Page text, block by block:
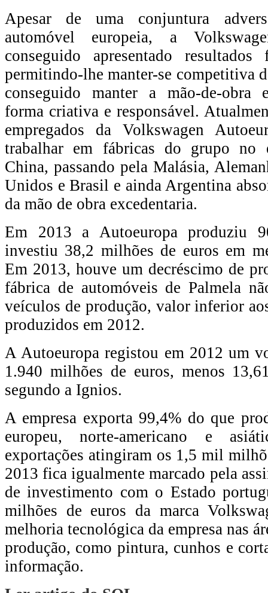
Apesar de uma conjuntura
automóvel europeia, a
conseguido apresentado
permitindo-lhe manter-se competitiva
conseguido manter a mão-de-obra
forma criativa e responsável.
empregados da Volkswagen
trabalhar em fábricas do grupo no
China, passando pela Malásia,
Unidos e Brasil e ainda Argentina
da mão de obra excedentaria.
Em 2013 a Autoeuropa produziu
investiu 38,2 milhões de euros em
Em 2013, houve um decréscimo de
fábrica de automóveis de Palmela
veículos de produção, valor inferior
produzidos em 2012.
A Autoeuropa registou em 2012 um
1.940 milhões de euros, menos
segundo a Ignios.
A empresa exporta 99,4% do que
europeu, norte-americano e
exportações atingiram os 1,5 mil
2013 fica igualmente marcado pela
de investimento com o Estado
milhões de euros da marca
melhoria tecnológica da empresa nas
produção, como pintura, cunhos e
informação.